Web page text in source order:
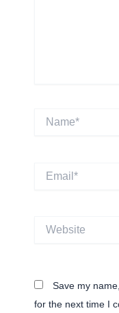
Website
Save my
for the next time I